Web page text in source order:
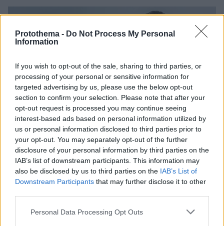
Protothema - Do Not Process My Personal
Information
If you wish to opt-out of the sale, sharing to third parties, or
processing of your personal or sensitive information for
targeted advertising by us, please use the below opt-out
section to confirm your selection. Please note that after your
opt-out request is processed you may continue seeing
interest-based ads based on personal information utilized by
us or personal information disclosed to third parties prior to
your opt-out. You may separately opt-out of the further
disclosure of your personal information by third parties on the
IAB’s list of downstream participants. This information may
also be disclosed by us to third parties on the IAB’s List of
Downstream Participants that may further disclose it to other
Please note that this website/app uses one or more Google
Personal Data Processing Opt Outs